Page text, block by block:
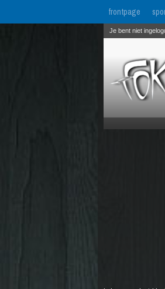
frontpage
Je bent niet